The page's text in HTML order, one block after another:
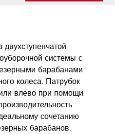
двухступенчатой
системы с
барабанами
колеса. Патрубок
влево при помощи
сочетанию
барабанов.